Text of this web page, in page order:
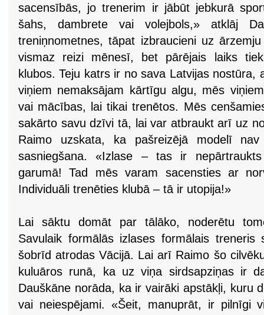
sacensībās, jo trenerim ir jābūt jebkurā
šahs, dambrete vai volejbols,» atklāj
treniņnometnes, tāpat izbraucieni uz
vismaz reizi mēnesī, bet pārējais laiks
klubos. Teju katrs ir no sava Latvijas
viņiem nemaksājam kārtīgu algu, mēs
vai mācības, lai tikai trenētos. Mēs
sakārto savu dzīvi tā, lai var atbraukt arī uz
Raimo uzskata, ka pašreizējā modelī
sasniegšana. «Izlase – tas ir
garumā! Tad mēs varam sacensties ar
Individuāli trenēties klubā – tā ir utopija!»
Lai sāktu domāt par tālāko, noderētu
Savulaik formālās izlases formālais treneris
šobrīd atrodas Vācijā. Lai arī Raimo šo
kuluāros runā, ka uz viņa sirdsapziņas ir
Dauškāne norāda, ka ir vairāki apstākļi, kuru
vai neiespējami. «Šeit, manuprāt, ir pilnīgi